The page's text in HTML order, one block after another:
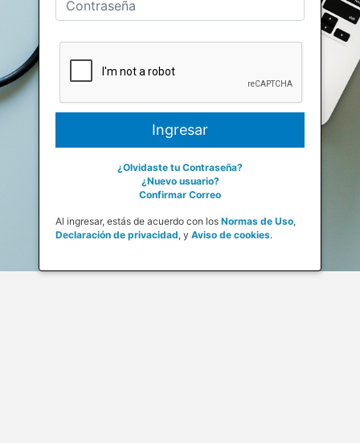
¿Olvidaste tu Contraseña?
¿Nuevo usuario?
Confirmar Correo
Al ingresar, estás de acuerdo con los Normas de Uso,
Declaración de privacidad, y Aviso de cookies.